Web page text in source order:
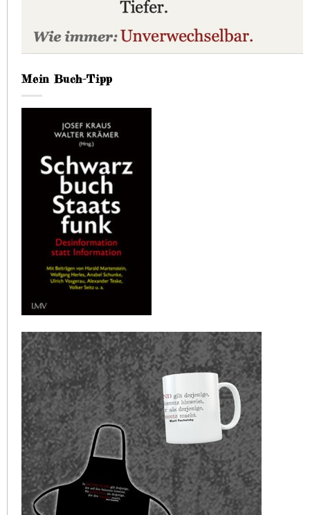
Mein Buch-Tipp